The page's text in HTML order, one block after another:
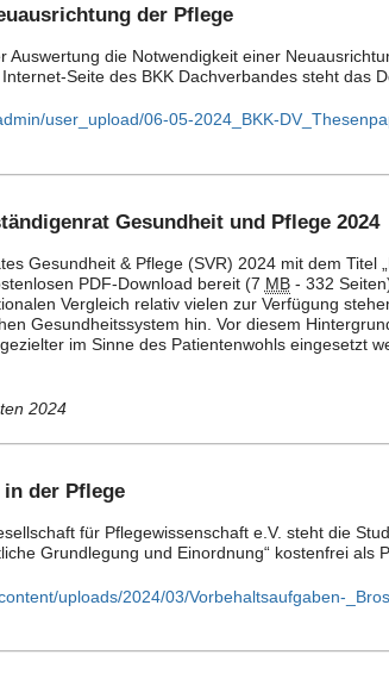
der Pflege
Auswertung die Notwendigkeit einer
Seite des BKK Dachverbandes steht das
user_upload/06-05-2024_BKK-
Gesundheit und Pflege 2024
Gesundheit & Pflege (SVR) 2024 mit dem
PDF-Download bereit (7 MB- 332
Vergleich relativ vielen zur Verfügung
Gesundheitssystem hin. Vor diesem
im Sinne des Patientenwohls eingesetzt
2024
in der Pflege
für Pflegewissenschaft e.V. steht die
Grundlegung und Einordnung“ kostenfrei als
uploads/2024/03/Vorbehaltsaufgaben-